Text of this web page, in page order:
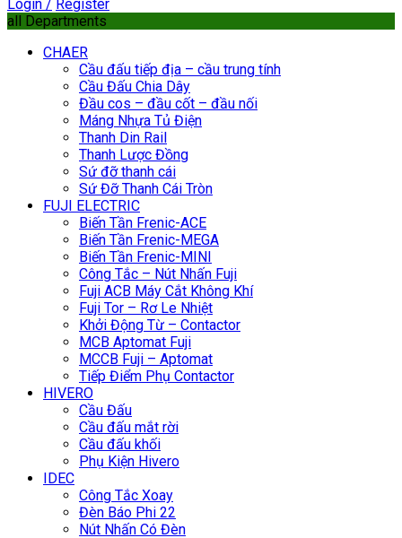
Login / Register
all Departments
CHAER
Cầu đấu tiếp địa – cầu trung tính
Cầu Đấu Chia Dây
Đầu cos – đầu cốt – đầu nối
Máng Nhựa Tủ Điện
Thanh Din Rail
Thanh Lược Đồng
Sứ đỡ thanh cái
Sứ Đỡ Thanh Cái Tròn
FUJI ELECTRIC
Biến Tần Frenic-ACE
Biến Tần Frenic-MEGA
Biến Tần Frenic-MINI
Công Tắc – Nút Nhấn Fuji
Fuji ACB Máy Cắt Không Khí
Fuji Tor – Rơ Le Nhiệt
Khởi Động Từ – Contactor
MCB Aptomat Fuji
MCCB Fuji – Aptomat
Tiếp Điểm Phụ Contactor
HIVERO
Cầu Đấu
Cầu đấu mắt rời
Cầu đấu khối
Phụ Kiện Hivero
IDEC
Công Tắc Xoay
Đèn Báo Phi 22
Nút Nhấn Có Đèn